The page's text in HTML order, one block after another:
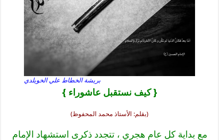
بريشة الخطاط علي الخويلدي
{ كيف نستقبل عاشوراء }
(بقلم: الأستاذ محمد المحفوظ)
مع بداية كل عام هجري ، تتجدد ذكرى استشهاد الإمام